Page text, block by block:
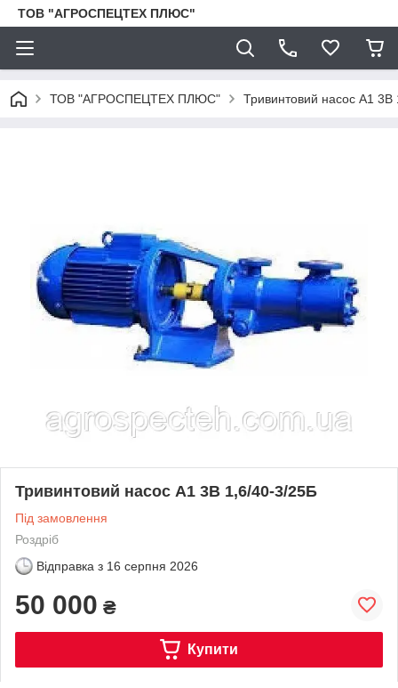
ТОВ "АГРОСПЕЦТЕХ ПЛЮС"
ТОВ "АГРОСПЕЦТЕХ ПЛЮС" Тривинтовий насос А1
Тривинтовий насос А1 3В 1,6/40-3/25Б
Під замовлення
Роздріб
Відправка з 16 серпня 2026
50 000 ₴
Купити